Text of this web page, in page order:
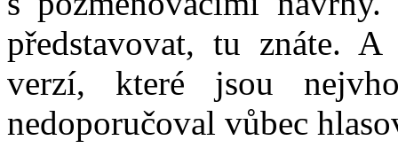
představovat, tu znáte.
verzí, které jsou
nedoporučoval vůbec